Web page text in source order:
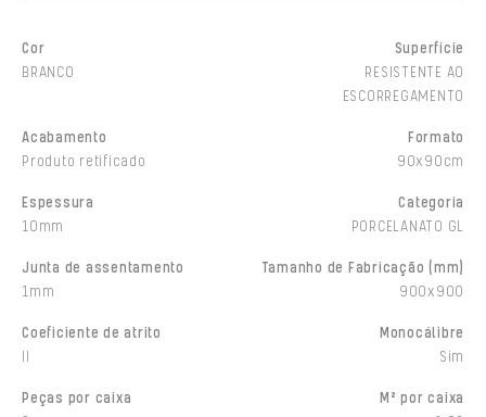
Cor
BRANCO
Superfície
RESISTENTE AO
ESCORREGAMENTO
Acabamento
Produto retificado
Formato
90x90cm
Espessura
10mm
Categoria
PORCELANATO GL
Junta de assentamento
1mm
Tamanho de Fabricação (mm)
900x900
Coeficiente de atrito
Monocálibre
Sim
Peças por caixa
M² por caixa